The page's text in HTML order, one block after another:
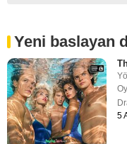
Yeni baslayan
5